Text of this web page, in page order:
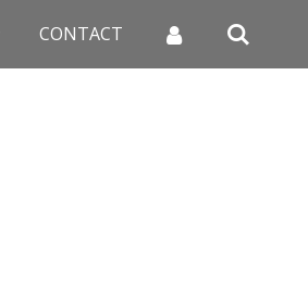
CONTACT